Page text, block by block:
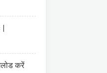
|
करें